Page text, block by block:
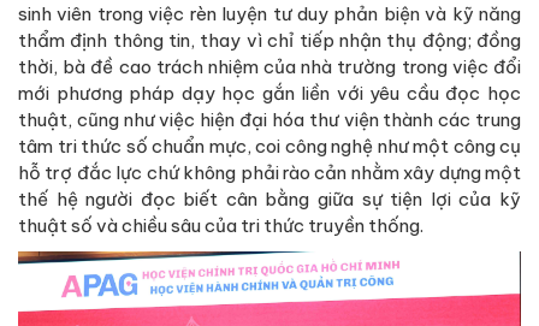
sinh viên trong việc rèn luyện tư duy phản biện và kỹ năng
thẩm định thông tin, thay vì chỉ tiếp nhận thụ động; đồng
thời, bà đề cao trách nhiệm của nhà trường trong việc đổi
mới phương pháp dạy học gắn liền với yêu cầu đọc học
thuật, cũng như việc hiện đại hóa thư viện thành các trung
tâm tri thức số chuẩn mực, coi công nghệ như một công cụ
hỗ trợ đắc lực chứ không phải rào cản nhằm xây dựng một
thế hệ người đọc biết cân bằng giữa sự tiện lợi của kỹ
thuật số và chiều sâu của tri thức truyền thống.